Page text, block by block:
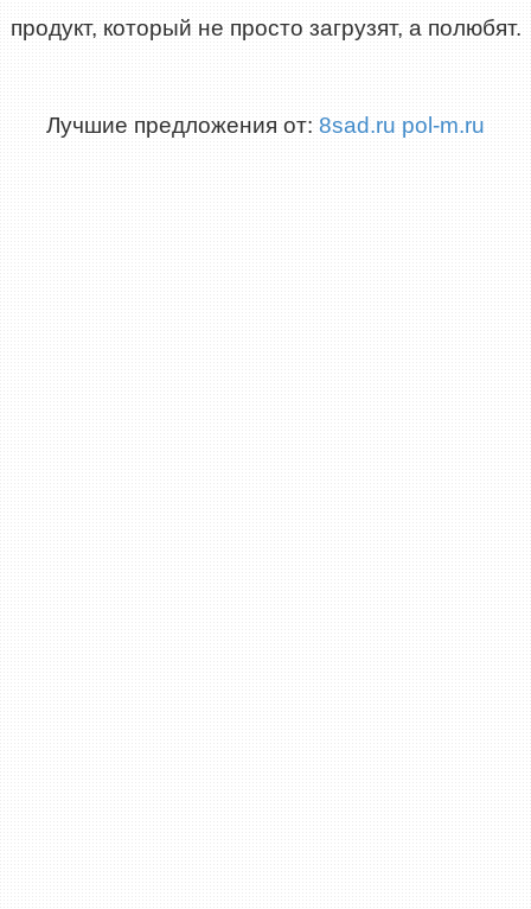
продукт, который не просто загрузят, а полюбят.
Лучшие предложения от: 8sad.ru pol-m.ru